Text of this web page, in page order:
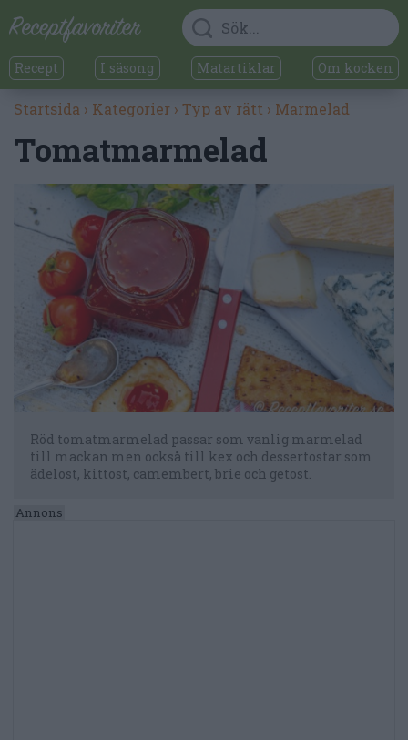
Recept I säsong Matartiklar Om kocken
Startsida › Kategorier › Typ av rätt › Marmelad
Tomatmarmelad
Röd tomatmarmelad passar som vanlig marmelad
till mackan men också till kex och dessertostar som
ädelost, kittost, camembert, brie och getost.